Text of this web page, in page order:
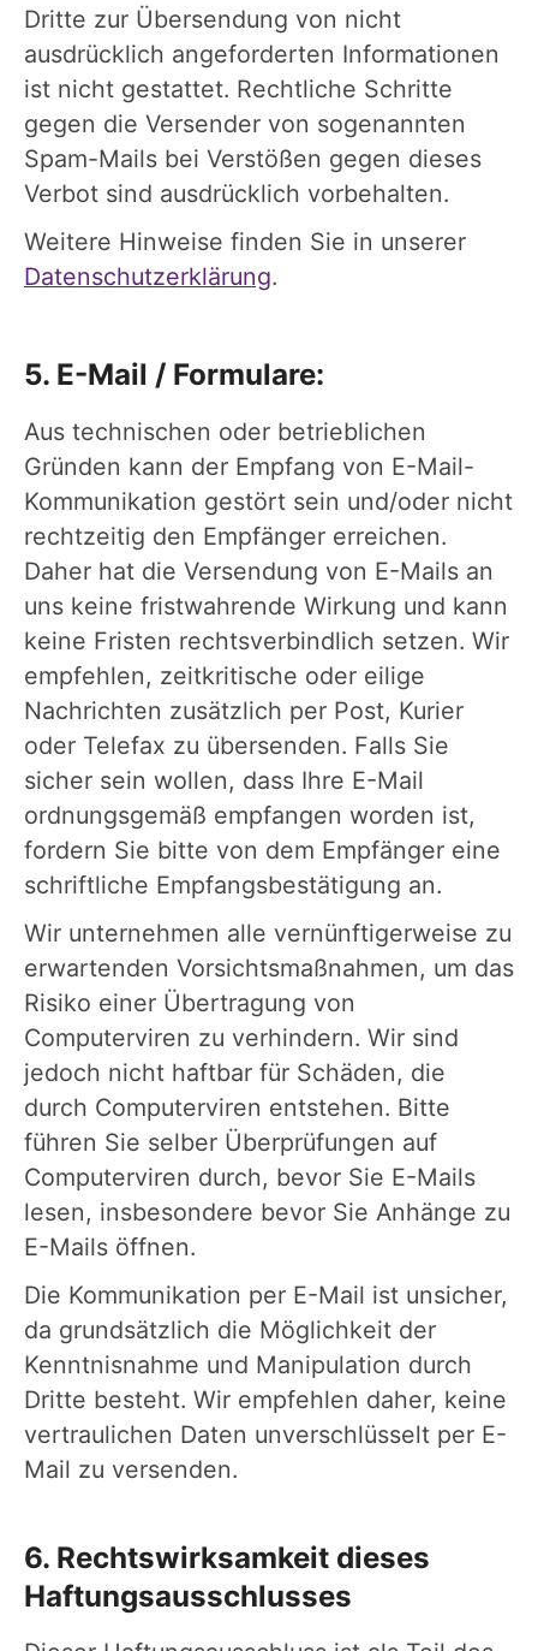
Dritte zur Übersendung von nicht
ausdrücklich angeforderten Informationen
ist nicht gestattet. Rechtliche Schritte
gegen die Versender von sogenannten
Spam-Mails bei Verstößen gegen dieses
Verbot sind ausdrücklich vorbehalten.
Weitere Hinweise finden Sie in unserer
Datenschutzerklärung.
5. E-Mail / Formulare:
Aus technischen oder betrieblichen
Gründen kann der Empfang von E-Mail-
Kommunikation gestört sein und/oder nicht
rechtzeitig den Empfänger erreichen.
Daher hat die Versendung von E-Mails an
uns keine fristwahrende Wirkung und kann
keine Fristen rechtsverbindlich setzen. Wir
empfehlen, zeitkritische oder eilige
Nachrichten zusätzlich per Post, Kurier
oder Telefax zu übersenden. Falls Sie
sicher sein wollen, dass Ihre E-Mail
ordnungsgemäß empfangen worden ist,
fordern Sie bitte von dem Empfänger eine
schriftliche Empfangsbestätigung an.
Wir unternehmen alle vernünftigerweise zu
erwartenden Vorsichtsmaßnahmen, um das
Risiko einer Übertragung von
Computerviren zu verhindern. Wir sind
jedoch nicht haftbar für Schäden, die
durch Computerviren entstehen. Bitte
führen Sie selber Überprüfungen auf
Computerviren durch, bevor Sie E-Mails
lesen, insbesondere bevor Sie Anhänge zu
E-Mails öffnen.
Die Kommunikation per E-Mail ist unsicher,
da grundsätzlich die Möglichkeit der
Kenntnisnahme und Manipulation durch
Dritte besteht. Wir empfehlen daher, keine
vertraulichen Daten unverschlüsselt per E-
Mail zu versenden.
6. Rechtswirksamkeit dieses
Haftungsausschlusses